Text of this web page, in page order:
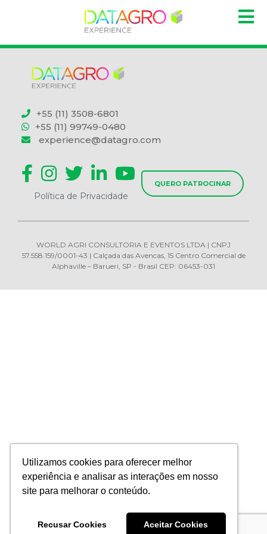
Utilizamos cookies para oferecer melhor
experiência e analisar as interações em nosso
site para melhorar o conteúdo.
Recusar Cookies Aceitar Cookies
+55 (11) 3508-6801
+55 (11) 99749-0480
experience@datagro.com
Política de Privacidade
QUERO PATROCINAR
WORLD AGRI CONSULTORIA E EVENTOS LTDA | CNPJ
57.558.159/0001-43 | Calçada das Avencas, 15 Centro Comercial de
Alphaville – Barueri, SP - Brasil CEP: 06453-031